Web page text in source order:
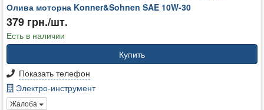
Олива моторна Konner&Sohnen SAE 10W-30
379 грн./шт.
Есть в наличии
Купить
Показать телефон
Электро-инструмент
Жалоба